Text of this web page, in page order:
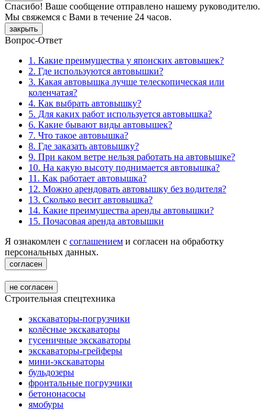
Спасибо! Ваше сообщение отправлено нашему руководителю.
Мы свяжемся с Вами в течение 24 часов.
закрыть
Вопрос-Ответ
1. Какие преимущества у японских автовышек?
2. Где используются автовышки?
3. Какая автовышка лучше телескопическая или
коленчатая?
4. Как выбрать автовышку?
5. Для каких работ используется автовышка?
6. Какие бывают виды автовышек?
7. Что такое автовышка?
8. Где заказать автовышку?
9. При каком ветре нельзя работать на автовышке?
10. На какую высоту поднимается автовышка?
11. Как работает автовышка?
12. Можно арендовать автовышку без водителя?
13. Сколько весит автовышка?
14. Какие преимущества аренды автовышки?
15. Почасовая аренда автовышки
Я ознакомлен с соглашением и согласен на обработку
персональных данных.
согласен
не согласен
Строительная спецтехника
экскаваторы-погрузчики
колёсные экскаваторы
гусеничные экскаваторы
экскаваторы-грейферы
мини-экскаваторы
бульдозеры
фронтальные погрузчики
бетононасосы
ямобуры